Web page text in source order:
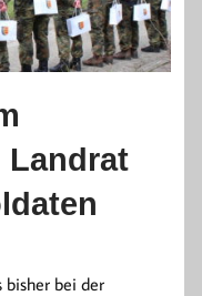
Landrat
bisher bei der